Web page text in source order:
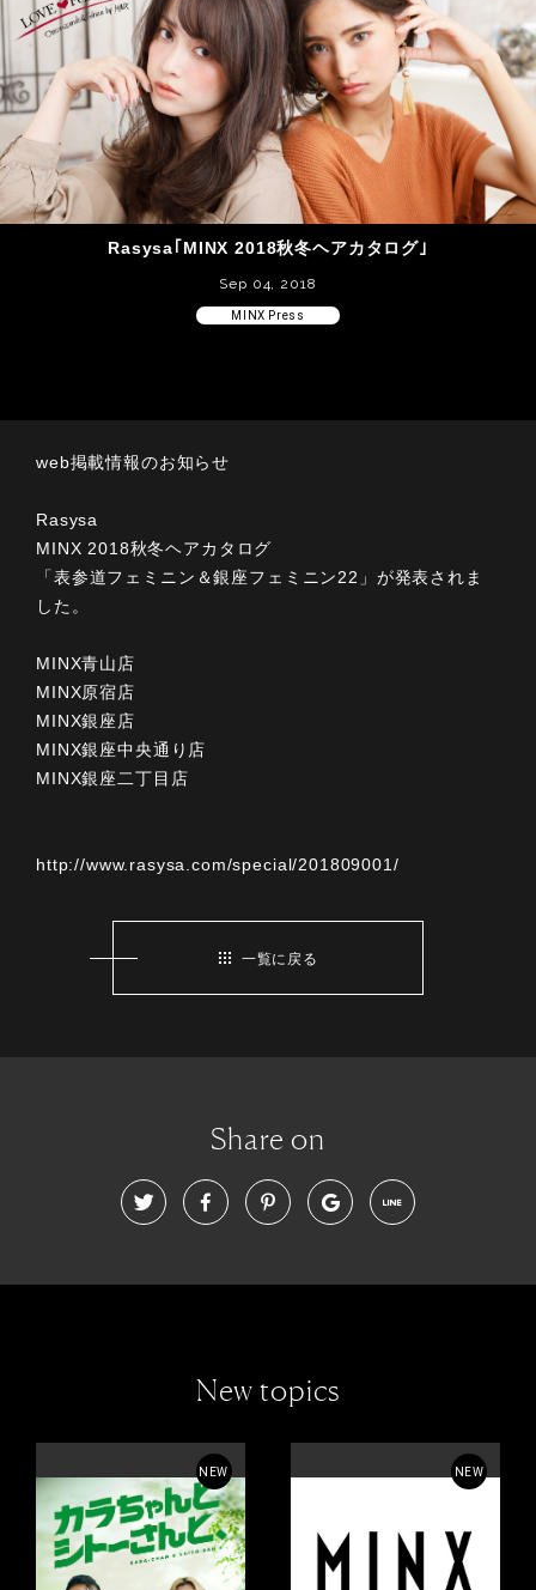
Rasysa｢MINX 2018秋冬ヘアカタログ｣
Sep 04, 2018
MINX Press
web掲載情報のお知らせ
Rasysa
MINX 2018秋冬ヘアカタログ
「表参道フェミニン＆銀座フェミニン22」が発表されま
した。
MINX青山店
MINX原宿店
MINX銀座店
MINX銀座中央通り店
MINX銀座二丁目店
http://www.rasysa.com/special/201809001/
一覧に戻る
Share on
New topics
NEW NEW